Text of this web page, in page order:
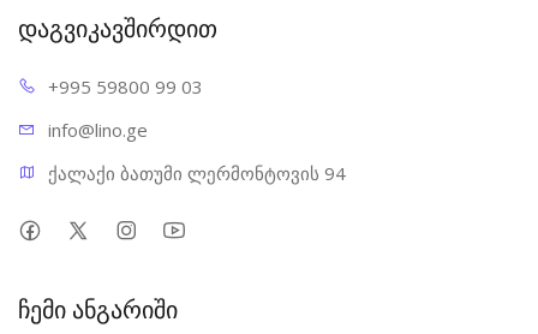
დაგვიკავშირდით
+995 59800 99 03
info@lino.ge
ქალაქი ბათუმი ლერმონტოვის 94
ჩემი ანგარიში